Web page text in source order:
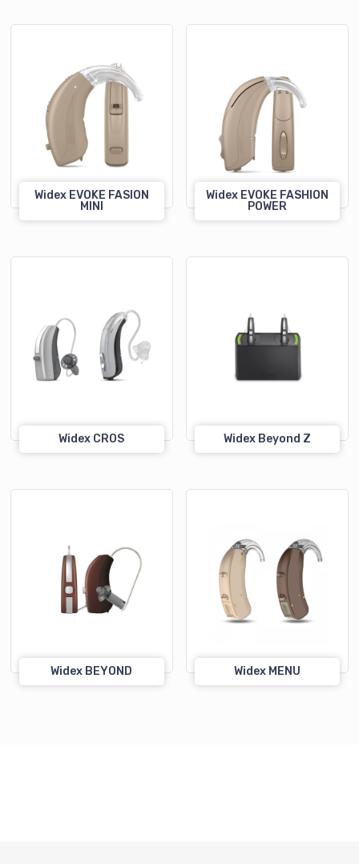
Widex EVOKE FASION
MINI
Widex EVOKE FASHION
POWER
Widex CROS Widex Beyond Z
Widex BEYOND Widex MENU